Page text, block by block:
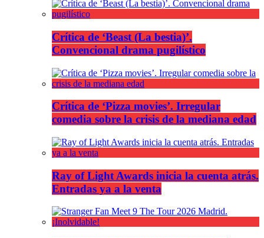
Crítica de ‘Beast (La bestia)’.
Convencional drama pugilístico
Crítica de ‘Pizza movies’. Irregular
comedia sobre la crisis de la mediana edad
Ray of Light Awards inicia la cuenta atrás.
Entradas ya a la venta